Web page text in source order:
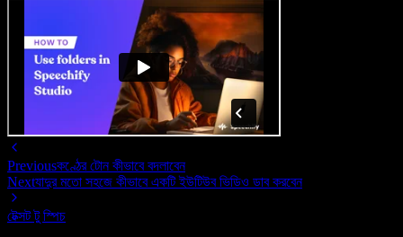
Previousকণ্ঠের টোন কীভাবে বদলাবেন
Nextযাদুর মতো সহজে কীভাবে একটি ইউটিউব ভিডিও ডাব করবেন
টেক্সট টু স্পিচ